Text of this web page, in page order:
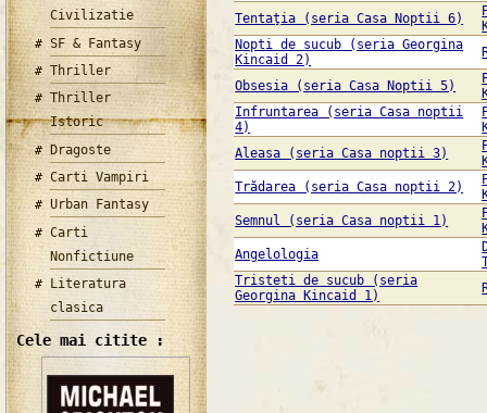
Civilizatie
SF & Fantasy
Thriller
Thriller
Istoric
Dragoste
Carti Vampiri
Urban Fantasy
Carti
Nonfictiune
Literatura
clasica
Cele mai citite :
Tentaţia (seria Casa Noptii 6)
Nopti de sucub (seria Georgina
Kincaid 2)
Obsesia (seria Casa Noptii 5)
Infruntarea (seria Casa noptii
4)
Aleasa (seria Casa noptii 3)
Trădarea (seria Casa noptii 2)
Semnul (seria Casa noptii 1)
Angelologia
Tristeti de sucub (seria
Georgina Kincaid 1)